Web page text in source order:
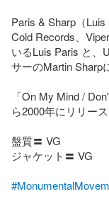
Paris & Sharp（
Cold Records、
いるLuis Paris と、
サーのMartin Sharp
「On My Mind /
ら2000年にリリー
盤質〓 VG
ジャケット〓 VG